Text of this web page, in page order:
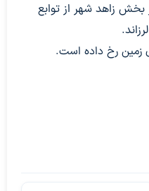
به بزرگی ۳.۲ ریشتر بخش زاهد شهر از توابع